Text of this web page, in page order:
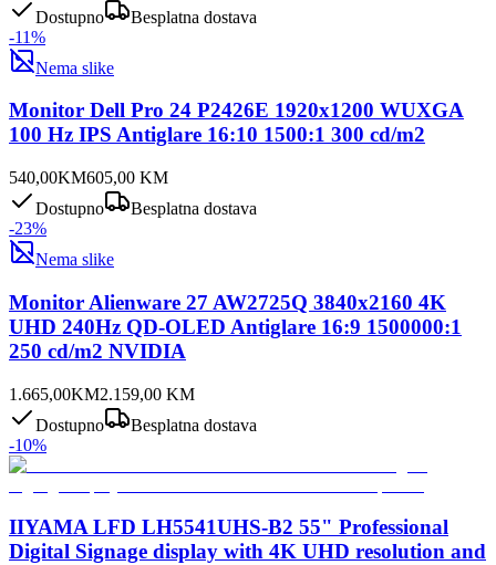
Dostupno
Besplatna dostava
-11%
Nema slike
Monitor Dell Pro 24 P2426E 1920x1200 WUXGA
100 Hz IPS Antiglare 16:10 1500:1 300 cd/m2
540,00KM605,00 KM
Dostupno
Besplatna dostava
-23%
Nema slike
Monitor Alienware 27 AW2725Q 3840x2160 4K
UHD 240Hz QD-OLED Antiglare 16:9 1500000:1
250 cd/m2 NVIDIA
1.665,00KM2.159,00 KM
Dostupno
Besplatna dostava
-10%
IIYAMA LFD LH5541UHS-B2 55" Professional
Digital Signage display with 4K UHD resolution and